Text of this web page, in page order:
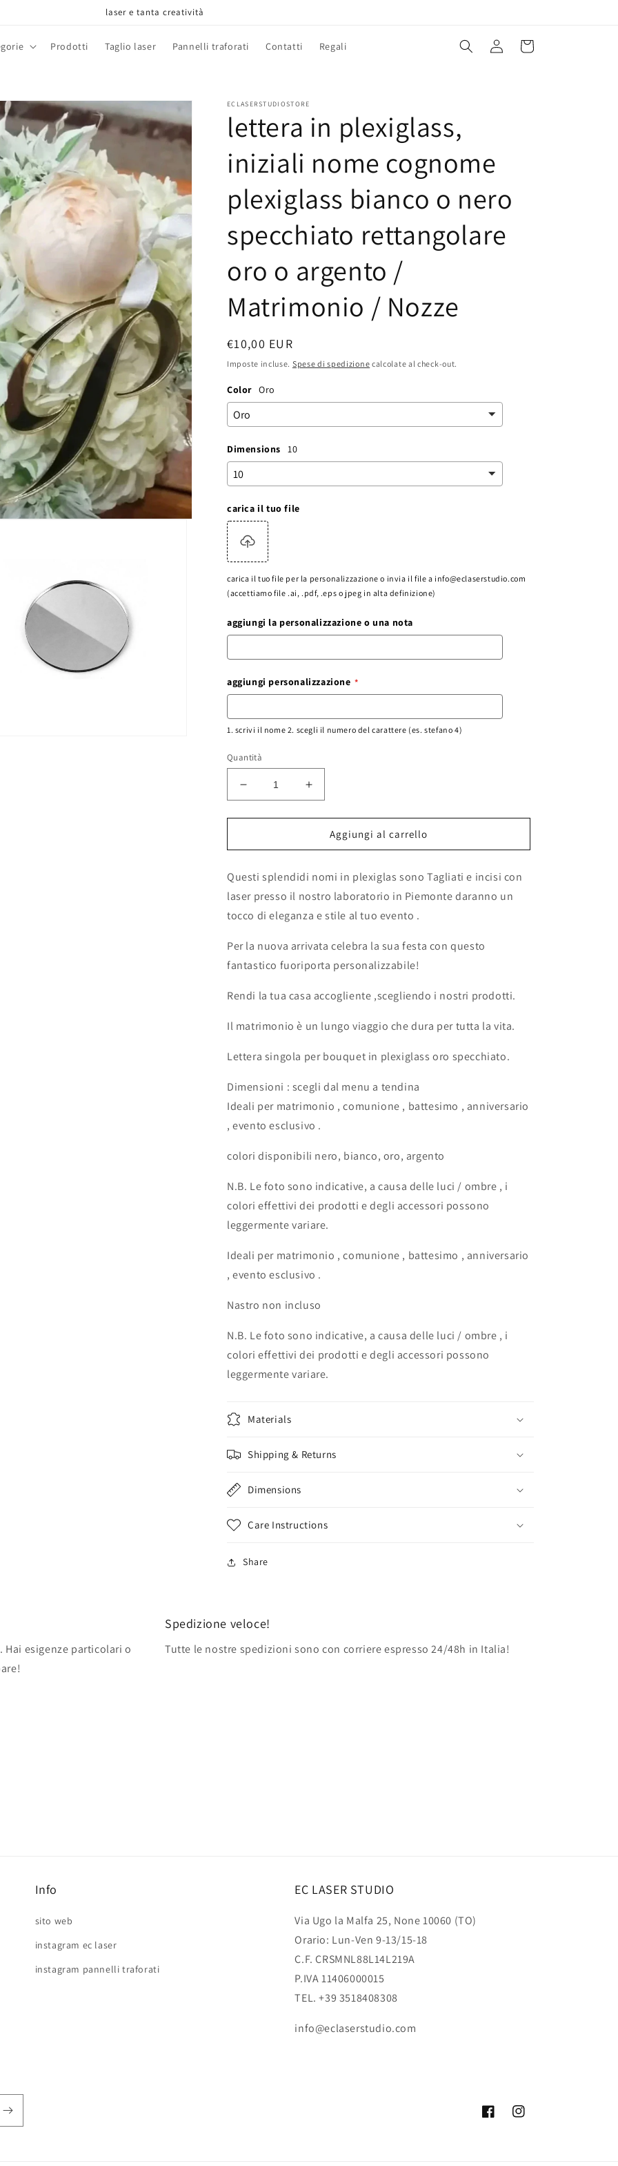
laser e tanta creatività
Prodotti Taglio laser Pannelli traforati Contatti Regali Accedi Carrello
ECLASERSTUDIOSTORE
lettera in plexiglass,
iniziali nome cognome
plexiglass bianco o nero
specchiato rettangolare
oro o argento /
Matrimonio / Nozze
Prezzo
di
€10,00 EUR
Imposte incluse. Spese di spedizione calcolate al check-out.
Color Oro
Dimensions 10
carica il tuo file
carica il tuo file per la personalizzazione o invia il file a info@eclaserstudio.com
(accettiamo file .ai, .pdf, .eps o jpeg in alta definizione)
aggiungi la personalizzazione o una nota
aggiungi personalizzazione
1. scrivi il nome 2. scegli il numero del carattere (es. stefano 4)
Quantità
Diminuisci
quantità
per
in
iniziali
nome
cognome
plexiglass
o
nero
rettangolare
o
/
Matrimonio
Nozze
Aumenta
quantità
per
lettera
in
iniziali
nome
plexiglass
o
nero
rettangolare
o
argento
/
Matrimonio
Nozze
Aggiungi al carrello
Questi splendidi nomi in plexiglas sono Tagliati e incisi con
laser presso il nostro laboratorio in Piemonte daranno un
tocco di eleganza e stile al tuo evento .
Per la nuova arrivata celebra la sua festa con questo
fantastico fuoriporta personalizzabile!
Rendi la tua casa accogliente ,scegliendo i nostri prodotti.
Il matrimonio è un lungo viaggio che dura per tutta la vita.
Lettera singola per bouquet in plexiglass oro specchiato.
Dimensioni : scegli dal menu a tendina
Ideali per matrimonio , comunione , battesimo , anniversario
, evento esclusivo .
colori disponibili nero, bianco, oro, argento
N.B. Le foto sono indicative, a causa delle luci / ombre , i
colori effettivi dei prodotti e degli accessori possono
leggermente variare.
Ideali per matrimonio , comunione , battesimo , anniversario
, evento esclusivo .
Nastro non incluso
N.B. Le foto sono indicative, a causa delle luci / ombre , i
colori effettivi dei prodotti e degli accessori possono
leggermente variare.
Materials
Shipping & Returns
Dimensions
Care Instructions
Share
esigenze particolari o
Spedizione veloce!
Tutte le nostre spedizioni sono con corriere espresso 24/48h in Italia!
Info
sito web
instagram ec laser
instagram pannelli traforati
EC LASER STUDIO
Via Ugo la Malfa 25, None 10060 (TO)
Orario: Lun-Ven 9-13/15-18
C.F. CRSMNL88L14L219A
P.IVA 11406000015
TEL. +39 3518408308
info@eclaserstudio.com
FacebookInstagram